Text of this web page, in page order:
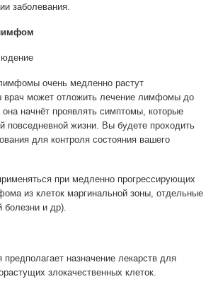
заболевания.
очень медленно растут
врач может отложить лечение лимфомы до
она начнёт проявлять симптомы, которые
повседневной жизни. Вы будете проходить
для контроля состояния вашего
при медленно прогрессирующих
из клеток маргинальной зоны, отдельные
и др).
назначение лекарств для
злокачественных клеток.